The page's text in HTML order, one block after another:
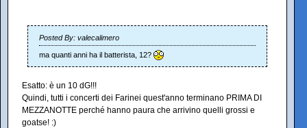
Posted By: valecalimero
ma quanti anni ha il batterista, 12?
Esatto: è un 10 dG!!!
Quindi, tutti i concerti dei Farinei quest'anno terminano PRIMA DI
MEZZANOTTE perché hanno paura che arrivino quelli grossi e
goatse! :)